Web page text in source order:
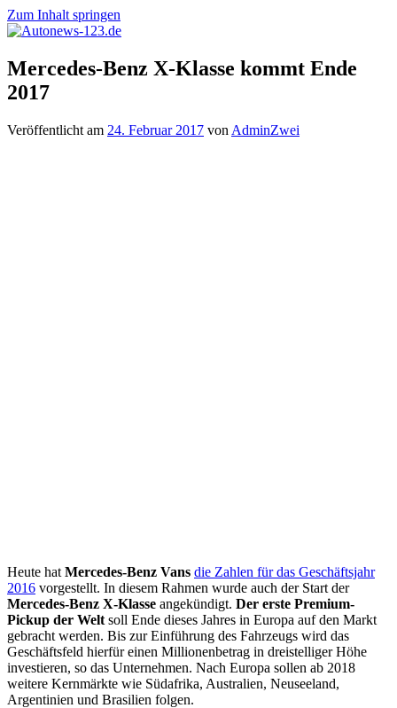
Zum Inhalt springen
Autonews-
123.de
Autonews
mit
Charme
Mercedes-Benz X-Klasse kommt Ende
2017
Veröffentlicht am 24. Februar 2017 von AdminZwei
Heute hat Mercedes-Benz Vans die Zahlen für das Geschäftsjahr
2016 vorgestellt. In diesem Rahmen wurde auch der Start der
Mercedes-Benz X-Klasse angekündigt. Der erste Premium-
Pickup der Welt soll Ende dieses Jahres in Europa auf den Markt
gebracht werden. Bis zur Einführung des Fahrzeugs wird das
Geschäftsfeld hierfür einen Millionenbetrag in dreistelliger Höhe
investieren, so das Unternehmen. Nach Europa sollen ab 2018
weitere Kernmärkte wie Südafrika, Australien, Neuseeland,
Argentinien und Brasilien folgen.